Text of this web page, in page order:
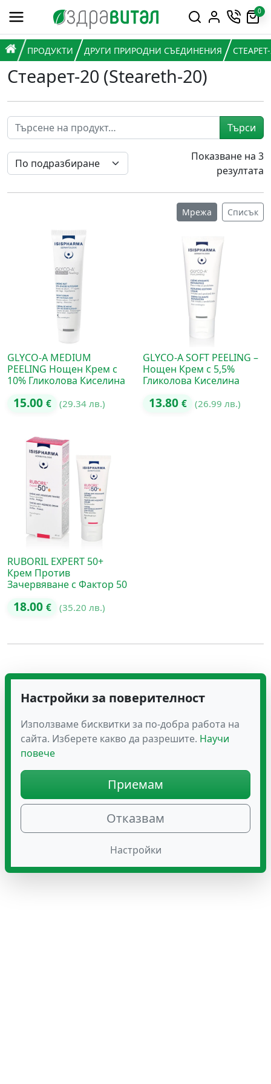
Премини към съдържанието
Горна навигация
0
Главна навигация
НАЧАЛО
ПРОДУКТИ ДРУГИ ПРИРОДНИ СЪЕДИНЕНИЯ СТЕАРЕТ-
Стеарет-20 (Steareth-20)
Показване на 3
резултата
Търси
Мрежа Списък
GLYCO-A MEDIUM
PEELING Нощен Крем с
10% Гликолова Киселина
15.00 € (29.34 лв.)
GLYCO-A SOFT PEELING –
Нощен Крем с 5,5%
Гликолова Киселина
13.80 € (26.99 лв.)
RUBORIL EXPERT 50+
Крем Против
Зачервяване с Фактор 50
18.00 € (35.20 лв.)
Настройки за поверителност
Използваме бисквитки за по-добра работа на
сайта. Изберете какво да разрешите. Научи
повече
Приемам
Отказвам
Настройки